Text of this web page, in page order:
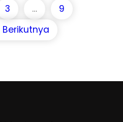
3 …
9